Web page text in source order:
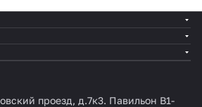
проезд, д.7к3. Павильон B1-